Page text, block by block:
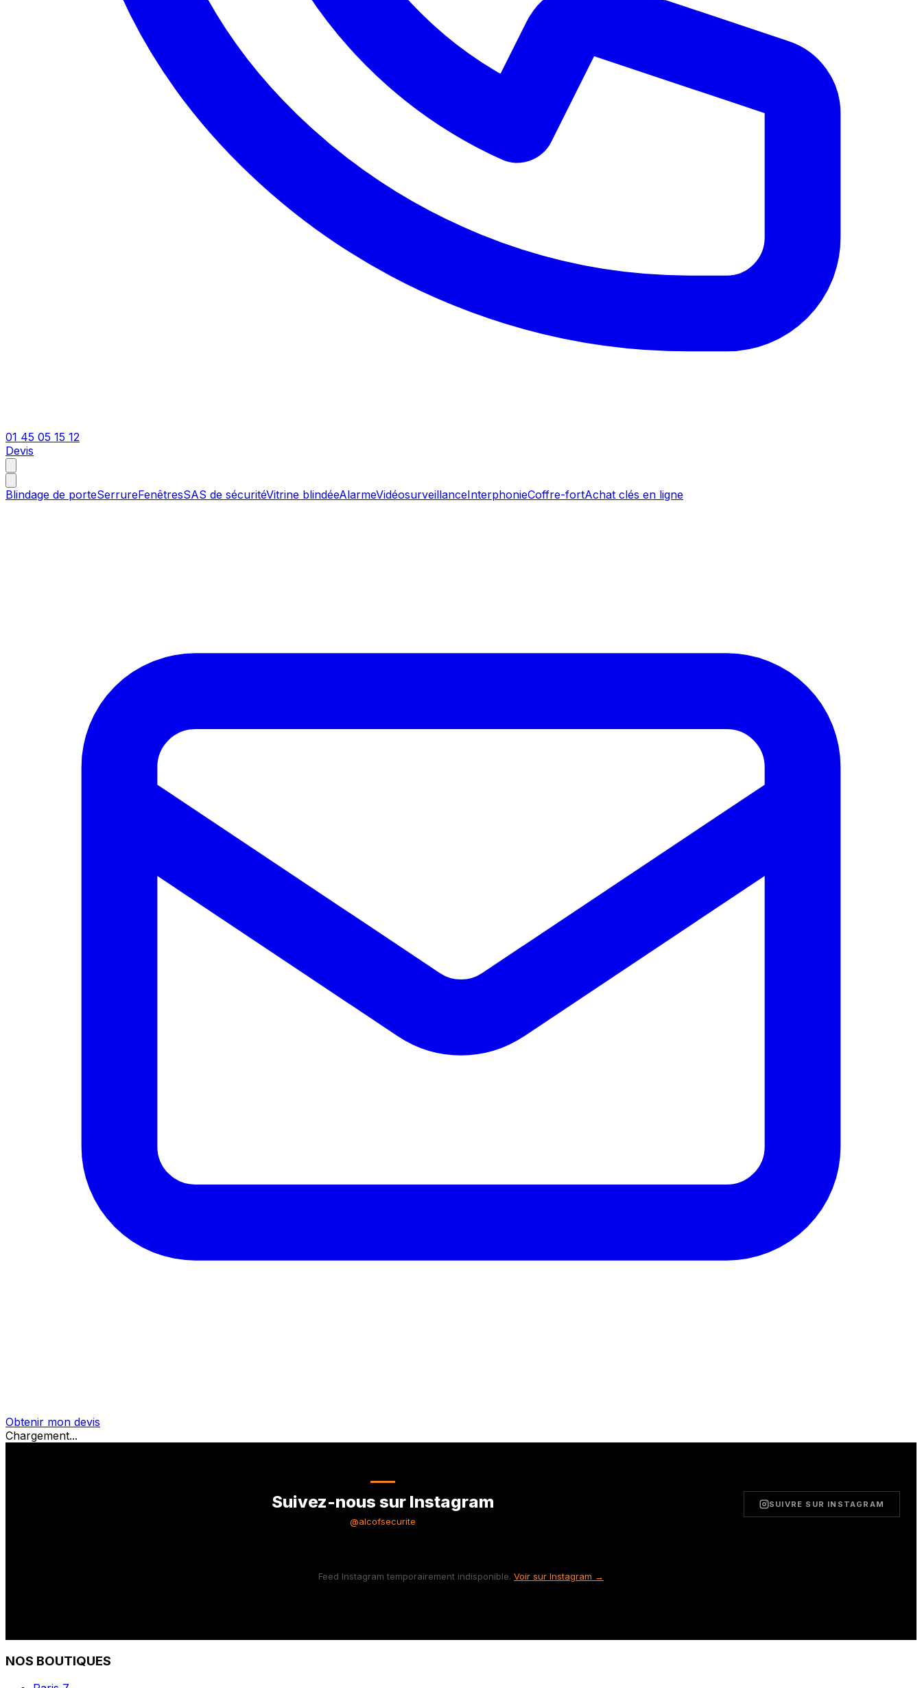
01 45 05 15 12
Devis
Blindage de porteSerrureFenêtresSAS de sécuritéVitrine blindéeAlarmeVidéosurveillanceInterphonieCoffre-fortAchat clés en ligne
Obtenir mon devis
Chargement...
Suivez-nous sur Instagram
@alcofsecurite
SUIVRE SUR INSTAGRAM
Feed Instagram temporairement indisponible. Voir sur Instagram →
NOS BOUTIQUES